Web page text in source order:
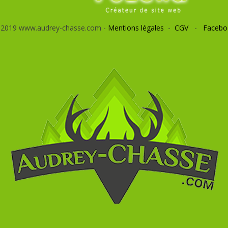
www.audrey-chasse.com - Mentions légales - CGV-